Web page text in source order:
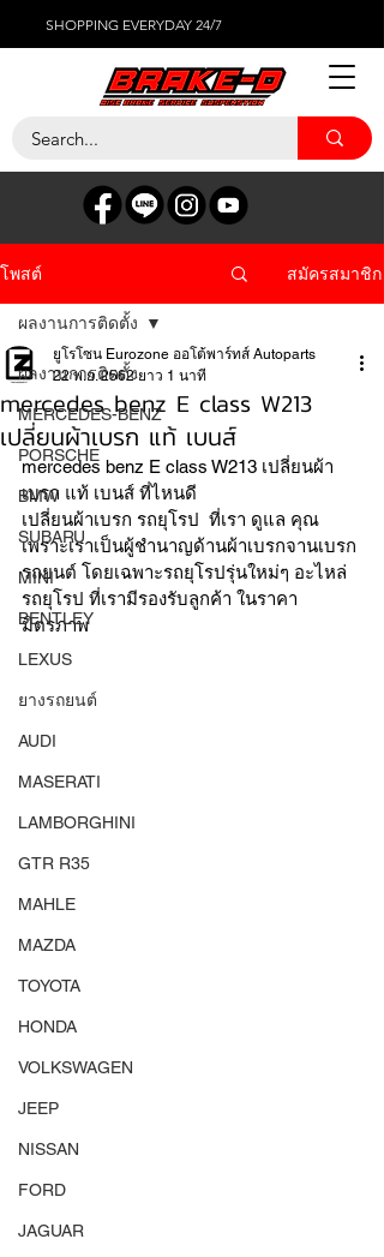
SHOPPING EVERYDAY 24/7
โพสต์ สมัครสมาชิก
ผลงานการติดตั้ง
MERCEDES-BENZ
PORSCHE
BMW
SUBARU
MINI
BENTLEY
LEXUS
ยางรถยนต์
AUDI
MASERATI
LAMBORGHINI
GTR R35
MAHLE
MAZDA
TOYOTA
HONDA
VOLKSWAGEN
JEEP
NISSAN
FORD
JAGUAR
ผลงานการติดตั้ง
mercedes benz E class W213
เปลี่ยนผ้าเบรก แท้ เบนส์
ยูโรโซน Eurozone ออโต้พาร์ทส์ Autoparts
22 พ.ย. 2562 ยาว 1 นาที
mercedes benz E class W213 เปลี่ยนผ้า
เบรก แท้ เบนส์ ที่ไหนดี
เปลี่ยนผ้าเบรก รถยุโรป  ที่เรา ดูแล คุณ
เพราะเราเป็นผู้ชำนาญด้านผ้าเบรกจานเบรก
รถยนต์ โดยเฉพาะรถยุโรปรุ่นใหม่ๆ อะไหล่
รถยุโรป ที่เรามีรองรับลูกค้า ในราคา
มิตรภาพ